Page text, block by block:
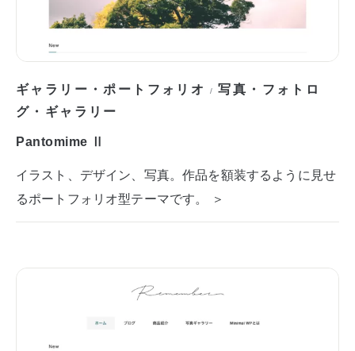
ギャラリー・ポートフォリオ /写真・フォトロ
グ・ギャラリー
Pantomime Ⅱ
イラスト、デザイン、写真。作品を額装するように見せ
るポートフォリオ型テーマです。 ＞